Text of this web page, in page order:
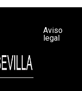
Aviso
legal